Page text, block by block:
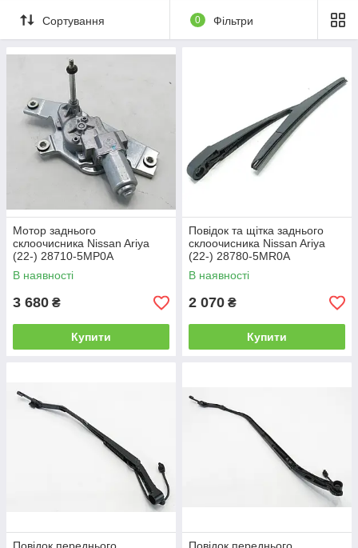
склоочисника, гумка склоочисника, бачок омивача, піддон
двірників залізний, трапеція очисника/двірників, шланг
омивача, гайки, болти, кліпси, пістони та різноманітний
кріплення.
Виробники
: Febi, Meyle, Bosch, Chempion, Denso, Valeo,
Nissan.
Сортування 0 Фільтри
Мотор заднього
склоочисника Nissan Ariya
(22-) 28710-5MP0A
В наявності
3 680 ₴
Купити
Повідок та щітка заднього
склоочисника Nissan Ariya
(22-) 28780-5MR0A
В наявності
2 070 ₴
Купити